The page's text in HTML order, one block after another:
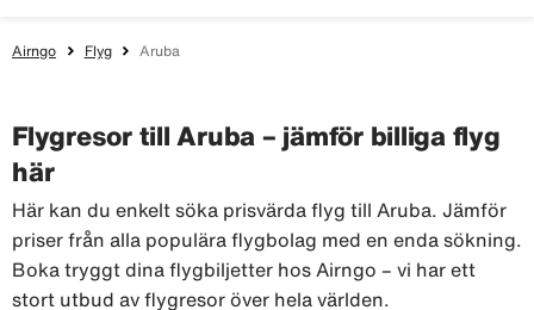
Airngo Flyg Aruba
Flygresor till Aruba – jämför billiga flyg
här
Här kan du enkelt söka prisvärda flyg till Aruba. Jämför
priser från alla populära flygbolag med en enda sökning.
Boka tryggt dina flygbiljetter hos Airngo – vi har ett
stort utbud av flygresor över hela världen.